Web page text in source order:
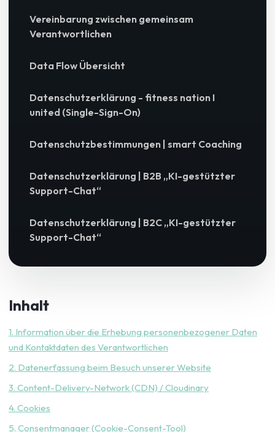
Vereinbarung zwischen gemeinsam
Verantwortlichen
Data Flow Übersicht
Datenschutzerklärung - fitness nation I
united (Single-Sign-On)
Datenschutzbestimmungen | smart Coaching
Datenschutzerklärung | B2B „KI-gestützter
Support-Chat“
Datenschutzerklärung | B2C „KI-gestützter
Support-Chat“
Inhalt
1. Information über die Erhebung personenbezogener Daten
und Kontaktdaten des Verantwortlichen
2. Datenerfassung beim Besuch unserer Website
3. Content-Delivery-Network (CDN) / Cloudinary
4. Cookies
5. Consentmanager (Cookie-Consent-Tool)